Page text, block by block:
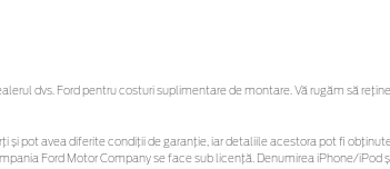
dvs. Ford pentru costuri suplimentare de montare. Vă rugăm să
și pot avea diferite condiții de garanție, iar detaliile acestora pot fi
Ford Motor Company se face sub licență. Denumirea iPhone/